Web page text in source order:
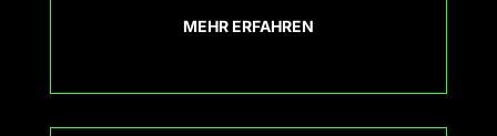
MEHR ERFAHREN